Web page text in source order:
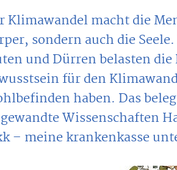
Klimawandel macht die
sondern auch die
und Dürren belasten
für den
haben. Das
Wissenschaften
– meine krankenkasse